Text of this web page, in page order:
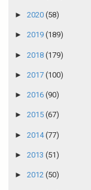
► 2020 (58)
► 2019 (189)
► 2018 (179)
► 2017 (100)
► 2016 (90)
► 2015 (67)
► 2014(77)
► 2013 (51)
► 2012 (50)